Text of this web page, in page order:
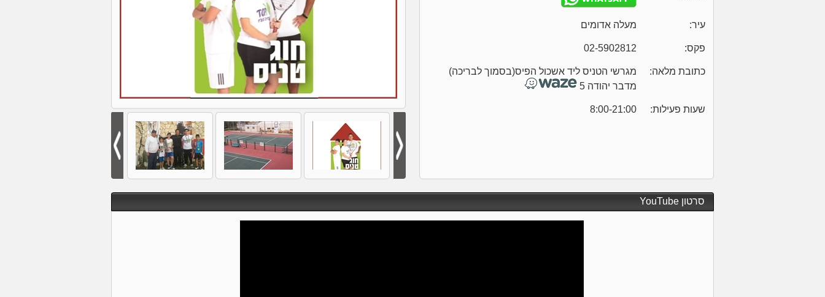
עיר: מעלה אדומים
פקס: 02-5902812
כתובת מלאה:
מגרשי הטניס ליד אשכול הפיס(בסמוך לבריכה)
מדבר יהודה 5
שעות פעילות: 8:00-21:00
סרטון YouTube